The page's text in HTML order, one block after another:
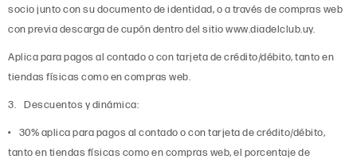
socio junto con su documento de identidad, o a través de compras web
con previa descarga de cupón dentro del sitio www.diadelclub.uy.
Aplica para pagos al contado o con tarjeta de crédito/débito, tanto en
tiendas físicas como en compras web.
3. Descuentos y dinámica:
• 30% aplica para pagos al contado o con tarjeta de crédito/débito,
tanto en tiendas físicas como en compras web, el porcentaje de